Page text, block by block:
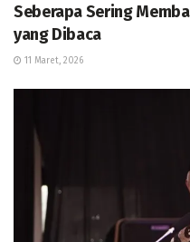
Seberapa Sering
yang Dibaca
11 Maret, 2026